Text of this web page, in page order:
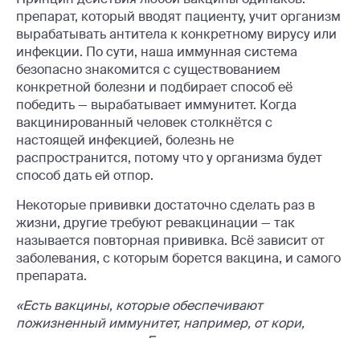
препарат, который вводят пациенту, учит организм
вырабатывать антитела к конкретному вирусу или
инфекции. По сути, наша иммунная система
безопасно знакомится с существованием
конкретной болезни и подбирает способ её
победить — вырабатывает иммунитет. Когда
вакцинированный человек столкнётся с
настоящей инфекцией, болезнь не
распространится, потому что у организма будет
способ дать ей отпор.
Некоторые прививки достаточно сделать раз в
жизни, другие требуют ревакцинации — так
называется повторная прививка. Всё зависит от
заболевания, с которым борется вакцина, и самого
препарата.
«Есть вакцины, которые обеспечивают
пожизненный иммунитет, например, от кори,